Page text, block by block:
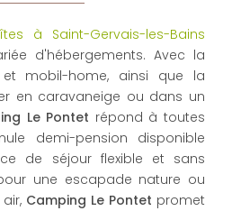
à Saint-Gervais-les-Bains
d'hébergements. Avec la
mobil-home, ainsi que la
en caravaneige ou dans un
Le Pontet répond à toutes
demi-pension disponible
de séjour flexible et sans
une escapade nature ou
Camping Le Pontet promet